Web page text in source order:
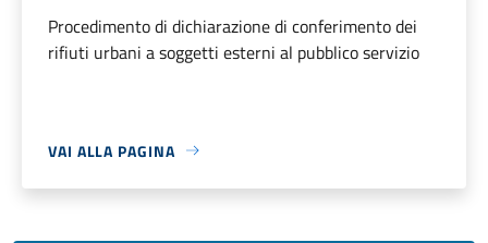
Procedimento di dichiarazione di conferimento dei
rifiuti urbani a soggetti esterni al pubblico servizio
VAI ALLA PAGINA